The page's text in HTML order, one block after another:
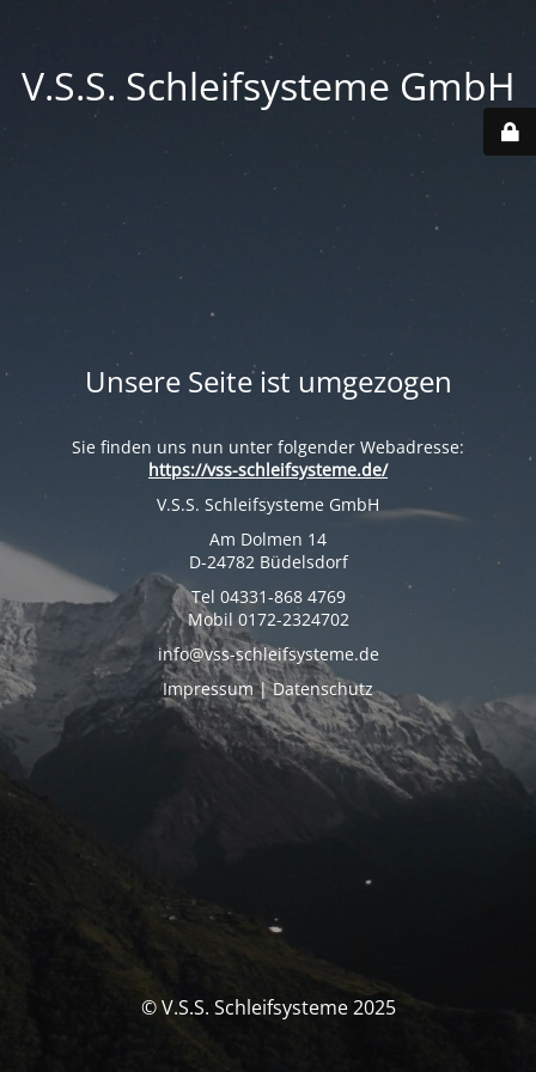
V.S.S. Schleifsysteme GmbH
Unsere Seite ist umgezogen
Sie finden uns nun unter folgender Webadresse:
https://vss-schleifsysteme.de/
V.S.S. Schleifsysteme GmbH
Am Dolmen 14
D-24782 Büdelsdorf
Tel 04331-868 4769
Mobil 0172-2324702
info@vss-schleifsysteme.de
Impressum | Datenschutz
© V.S.S. Schleifsysteme 2025